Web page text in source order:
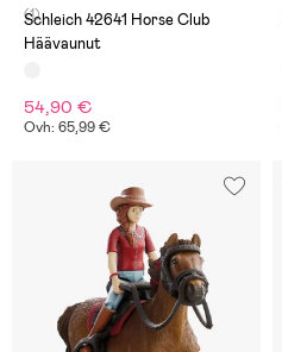
(1)
Schleich 42641 Horse Club
Häävaunut
54,90 €
Ovh: 65,99 €